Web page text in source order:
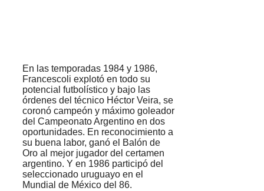
En las temporadas 1984 y 1986,
Francescoli explotó en todo su
potencial futbolístico y bajo las
órdenes del técnico Héctor Veira, se
coronó campeón y máximo goleador
del Campeonato Argentino en dos
oportunidades. En reconocimiento a
su buena labor, ganó el Balón de
Oro al mejor jugador del certamen
argentino. Y en 1986 participó del
seleccionado uruguayo en el
Mundial de México del 86.